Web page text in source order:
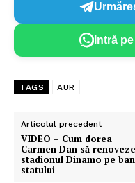
Intră
TAGS AUR
Articolul precedent
VIDEO – Cum dorea
Carmen Dan să renoveze
stadionul Dinamo pe
statului